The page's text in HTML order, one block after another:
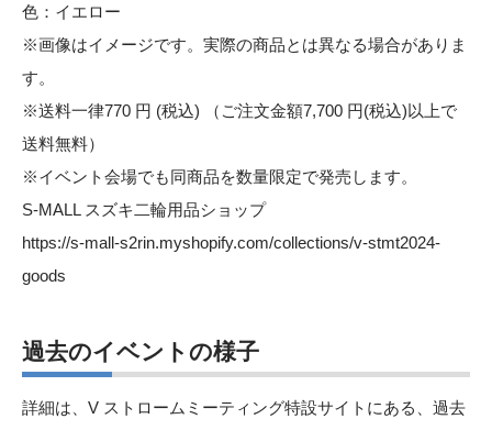
色：イエロー
※画像はイメージです。実際の商品とは異なる場合がありま
す。
※送料一律770 円 (税込) （ご注文金額7,700 円(税込)以上で
送料無料）
※イベント会場でも同商品を数量限定で発売します。
S-MALL スズキ二輪用品ショップ
https://s-mall-s2rin.myshopify.com/collections/v-stmt2024-
goods
過去のイベントの様子
詳細は、V ストロームミーティング特設サイトにある、過去